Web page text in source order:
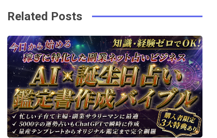
k
t
ビ
ゲ
ー
シ
ョ
Related Posts